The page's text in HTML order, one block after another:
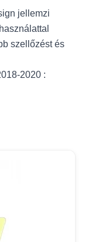
jellemzi
szellőzést és
2020 :